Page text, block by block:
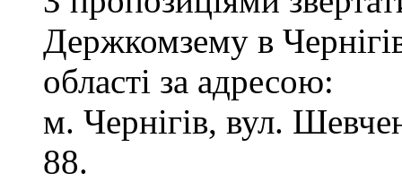
Держкомзему в
області за адресою:
м. Чернігів, вул.
88.